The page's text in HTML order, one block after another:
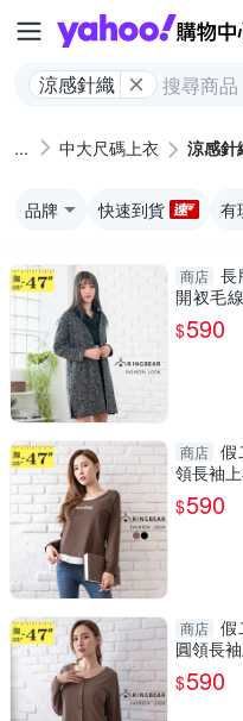
涼感針織
中大尺碼上衣 涼感針
品牌 快速到貨 有
商店 長
開衩毛
尺碼
$590
商店 假
領長袖
$590
商店 假
圓領長
$590